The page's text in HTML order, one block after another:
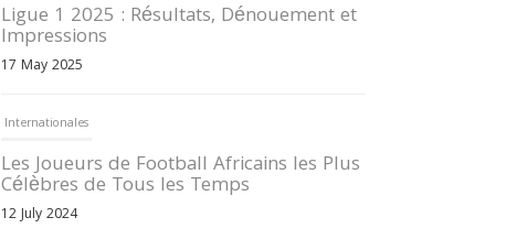
Ligue 1 2025 : Résultats, Dénouement et
Impressions
17 May 2025
Internationales
Les Joueurs de Football Africains les Plus
Célèbres de Tous les Temps
12 July 2024